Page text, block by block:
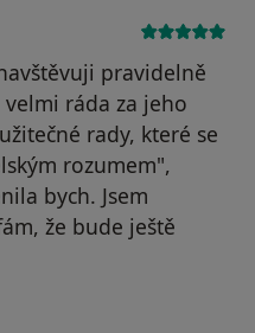
pravidelně
ráda za jeho
rady, které se
rozumem",
bych. Jsem
že bude ještě
Váš účet byl odstraněn